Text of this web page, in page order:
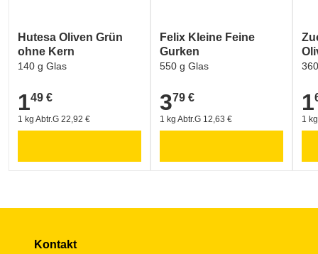
Hutesa Oliven Grün
ohne Kern
140 g Glas
1,49 €
149 €
1 kg Abtr.G 22,92 €
Felix Kleine Feine
Gurken
550 g Glas
3,79 €
379 €
1 kg Abtr.G 12,63 €
1
1
Kontakt